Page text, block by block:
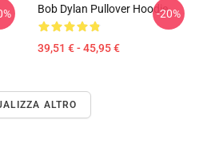
Bob Dylan Pullover Hoodie
39,51 € - 45,95 €
-20%
ALTRO